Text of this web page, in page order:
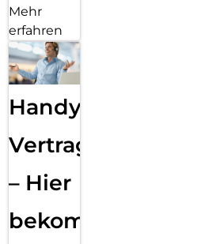
Mehr
erfahren
Handy
Vertragsabwicklung
– Hier
bekommst